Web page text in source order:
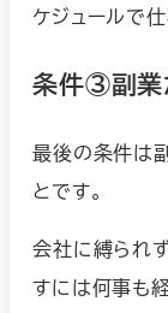
ケジュールで
条件③副業
最後の条件は
とです。
会社に縛られ
すには何事も